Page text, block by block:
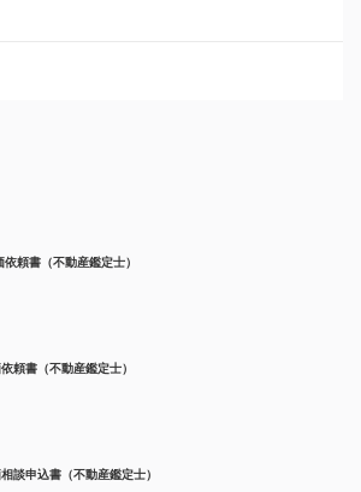
頼書（不動産鑑定士）
頼書（不動産鑑定士）
談申込書（不動産鑑定士）